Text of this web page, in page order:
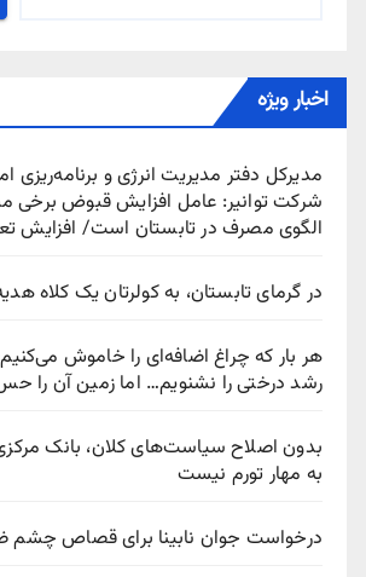
اخبار ویژه
مدیرکل دفتر مدیریت انرژی و برنامه‌ریزی
شرکت توانیر: عامل افزایش قبوض برخی
الگوی مصرف در تابستان است/ افزایش
در گرمای تابستان، به کولرتان یک کلاه
هر بار که چراغ اضافه‌ای را خاموش
رشد درختی را نشنویم… اما زمین آن را
بدون اصلاح سیاست‌های کلان، بانک مرکزی
به مهار تورم نیست
درخواست جوان نابینا برای قصاص چشم